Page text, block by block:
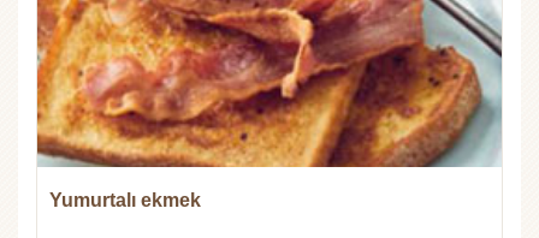
Yumurtalı ekmek